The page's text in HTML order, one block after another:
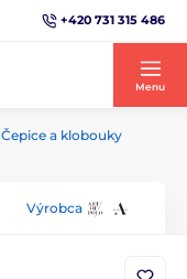
+420 731 315 486
Menu
Čepice a klobouky
Výrobca